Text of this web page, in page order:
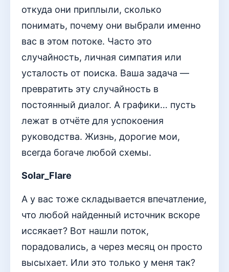
откуда они приплыли, сколько
понимать, почему они выбрали именно
вас в этом потоке. Часто это
случайность, личная симпатия или
усталость от поиска. Ваша задача —
превратить эту случайность в
постоянный диалог. А графики… пусть
лежат в отчёте для успокоения
руководства. Жизнь, дорогие мои,
всегда богаче любой схемы.
Solar_Flare
А у вас тоже складывается впечатление,
что любой найденный источник вскоре
иссякает? Вот нашли поток,
порадовались, а через месяц он просто
высыхает. Или это только у меня так?